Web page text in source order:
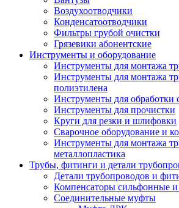
Воздухоотводчики
Конденсатоотводчики
Фильтры грубой очистки
Грязевики абонентские
Инструменты и оборудование
Инструменты для монтажа
Инструменты для монтажа
полиэтилена
Инструменты для обработки
Инструменты для прочистки
Круги для резки и шлифовки
Сварочное оборудование и
Инструменты для монтажа
металлопластика
Трубы, фитинги и детали
Детали трубопроводов и
Компенсаторы сильфонные и
Соединительные муфты